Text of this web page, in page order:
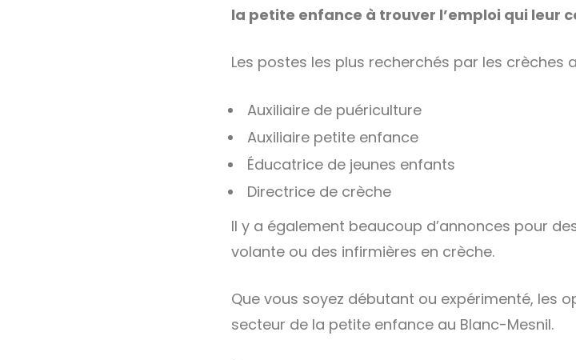
la petite enfance à trouver l’emploi qui leur
Les postes les plus recherchés par les crèches
Auxiliaire de puériculture
Auxiliaire petite enfance
Éducatrice de jeunes enfants
Directrice de crèche
Il y a également beaucoup d’annonces pour
volante ou des infirmières en crèche.
Que vous soyez débutant ou expérimenté, les
secteur de la petite enfance au Blanc-Mesnil.